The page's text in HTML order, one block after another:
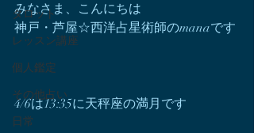
タロット
レッスン講座
個人鑑定
その他占い
日常
みなさま、こんにちは
神戸・芦屋☆西洋占星術師のmanaです
4/6は13:35に天秤座の満月です